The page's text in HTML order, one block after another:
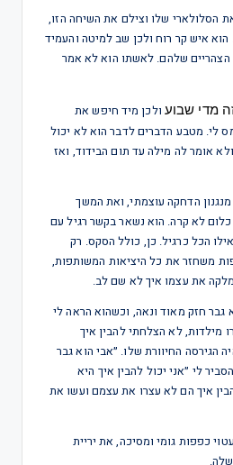
הסלולארי שלו וצילם את השיחה הזו,
איש קר רוח ולכן שב למיטה והעמיד
שלהם. לאשתו הוא לא אמר
מדי שבוע ולכן מיד חיפש את
לי. מטבע הדברים לדבר הוא לא יכול
אומר לה מילה עד תום הבידוד, ואז
הדחקה עוצמתי, ואת המשך
לא קרה. הוא נשאר בקשר רגיל עם
הכל כרגיל. כן, כולל הסקס. רק
משחזר את כל היציאות המשותפות,
את עצמו איך לא שם לב.
גבר חזק מאוד ונאה, וכשהוא הראה לי
מילדות, לא הצלחתי להבין איך
הגירסה החיוורת שלו. ״אבי הוא גבר
לי ״אני יכול להבין איך היא
איך הם לא עצרו את עצמם ועשו את
כפפות גומי ומסיכה, את יריית